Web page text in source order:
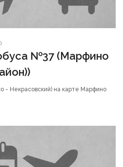
№37 (Марфино
- Некрасовский) на карте Марфино